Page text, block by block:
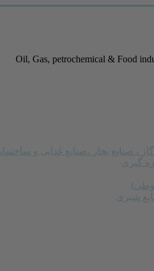
Oil, Gas, petrochemical & Food
، صنایع بخار ،صنایع غذایی و
گیری
شیری